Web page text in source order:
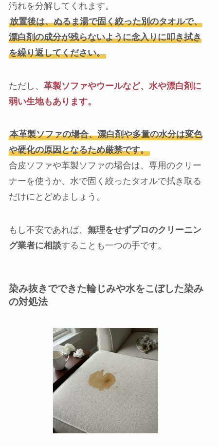
汚れを分解してくれます。
放置後は、ぬるま湯で固く絞った別のタオルで、
漂白剤の成分が残らないように念入りに叩き拭き
を繰り返してください。
ただし、 革製ソファやウールなど、水や漂白剤に
弱い生地もあります。
本革製ソファの場合、漂白剤や多量の水分は変色
や硬化の原因となるため厳禁です。
合皮ソファや革製ソファの場合は、専用のクリー
ナーを使うか、水で固く絞ったタオルで拭き取る
だけにとどめましょう。
もし不安であれば、 無理をせずプロのクリーニン
グ業者に相談することも一つの手です。
染み抜きでできた輪じみや水をこぼした染み
の対処法